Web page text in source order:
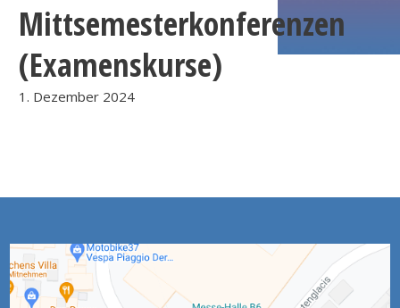
Mittsemesterkonferenzen
(Examenskurse)
1. Dezember 2024